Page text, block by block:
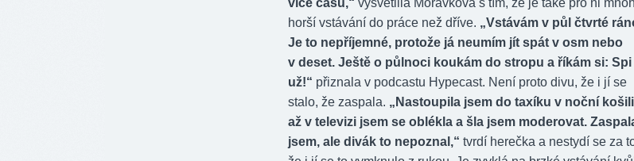
více času,“ vysvětlila Morávková s tím, že je také pro ni
horší vstávání do práce než dříve. „Vstávám v půl čtvrté
Je to nepříjemné, protože já neumím jít spát v osm nebo
v deset. Ještě o půlnoci koukám do stropu a říkám si: Spi
už!“ přiznala v podcastu Hypecast. Není proto divu, že i jí se
stalo, že zaspala. „Nastoupila jsem do taxíku v noční
až v televizi jsem se oblékla a šla jsem moderovat.
jsem, ale divák to nepoznal,“ tvrdí herečka a nestydí se za